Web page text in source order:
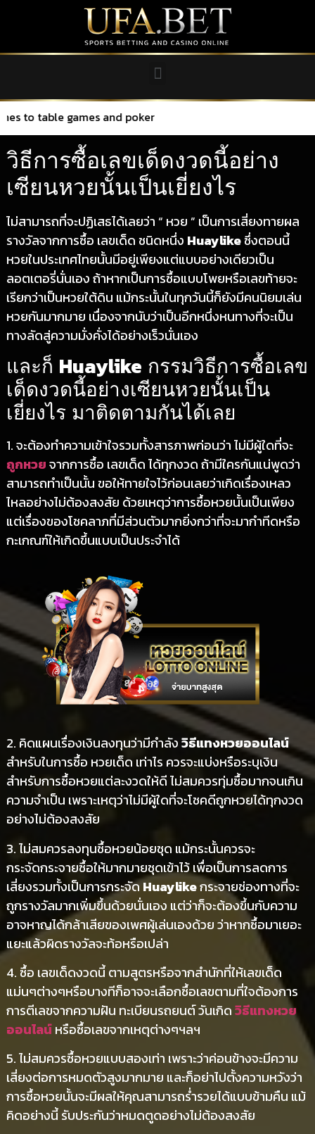
games and poker
วิธีการซื้อเลขเด็ดงวดนี้อย่าง
เซียนหวยนั้นเป็นเยี่ยงไร
ไม่สามารถที่จะปฏิเสธได้เลยว่า “ หวย ” เป็นการเสี่ยงทายผล
รางวัลจากการซื้อ เลขเด็ด ชนิดหนึ่ง Huaylikeซึ่งตอนนี้
หวยในประเทศไทยนั้นมีอยู่เพียงแต่แบบอย่างเดียวเป็น
ลอตเตอรี่นั่นเอง ถ้าหากเป็นการซื้อแบบโพยหรือเลขท้ายจะ
เรียกว่าเป็นหวยใต้ดิน แม้กระนั้นในทุกวันนี้ก็ยังมีคนนิยมเล่น
หวยกันมากมาย เนื่องจากนับว่าเป็นอีกหนึ่งหนทางที่จะเป็น
ทางลัดสู่ความมั่งคั่งได้อย่างเร็วนั่นเอง
และก็ Huaylike กรรมวิธีการซื้อเลข
เด็ดงวดนี้อย่างเซียนหวยนั้นเป็น
เยี่ยงไร มาติดตามกันได้เลย
1. จะต้องทำความเข้าใจรวมทั้งสารภาพก่อนว่า ไม่มีผู้ใดที่จะ
ถูกหวยจากการซื้อ เลขเด็ด ได้ทุกงวด ถ้ามีใครกันแน่พูดว่า
สามารถทำเป็นนั้น ขอให้ทายใจไว้ก่อนเลยว่าเกิดเรื่องเหลว
ไหลอย่างไม่ต้องสงสัย ด้วยเหตุว่าการซื้อหวยนั้นเป็นเพียง
แต่เรื่องของโชคลาภที่มีส่วนตัวมากยิ่งกว่าที่จะมากำทีดหรือ
กะเกณฑ์ให้เกิดขึ้นแบบเป็นประจำได้
2. คิดแผนเรื่องเงินลงทุนว่ามีกำลังวิธีแทงหวยออนไลน์
สำหรับในการซื้อ หวยเด็ด เท่าไร ควรจะแบ่งหรือระบุเงิน
สำหรับการซื้อหวยแต่ละงวดให้ดี ไม่สมควรทุ่มซื้อมากจนเกิน
ความจำเป็น เพราะเหตุว่าไม่มีผู้ใดที่จะโชคดีถูกหวยได้ทุกงวด
อย่างไม่ต้องสงสัย
3. ไม่สมควรลงทุนซื้อหวยน้อยชุด แม้กระนั้นควรจะ
กระจัดกระจายซื้อให้มากมายชุดเข้าไว้ เพื่อเป็นการลดการ
เสี่ยงรวมทั้งเป็นการกระจัดHuaylikeกระจายช่องทางที่จะ
ถูกรางวัลมากเพิ่มขึ้นด้วยนั่นเอง แต่ว่าก็จะต้องขึ้นกับความ
อาจหาญได้กล้าเสียของเพศผู้เล่นเองด้วย ว่าหากซื้อมาเยอะ
แยะแล้วผิดรางวัลจะท้อหรือเปล่า
4. ซื้อ เลขเด็ดงวดนี้ ตามสูตรหรือจากสำนักที่ให้เลขเด็ด
แม่นๆต่างๆหรือบางทีก็อาจจะเลือกซื้อเลขตามที่ใจต้องการ
การตีเลขจากความฝัน ทะเบียนรถยนต์ วันเกิดวิธีแทงหวย
ออนไลน์หรือซื้อเลขจากเหตุต่างๆฯลฯ
5. ไม่สมควรซื้อหวยแบบสองเท่า เพราะว่าค่อนข้างจะมีความ
เสี่ยงต่อการหมดตัวสูงมากมาย และก็อย่าไปตั้งความหวังว่า
การซื้อหวยนั้นจะมีผลให้คุณสามารถร่ำรวยได้แบบข้ามคืน แม้
คิดอย่างนี้ รับประกันว่าหมดตูดอย่างไม่ต้องสงสัย